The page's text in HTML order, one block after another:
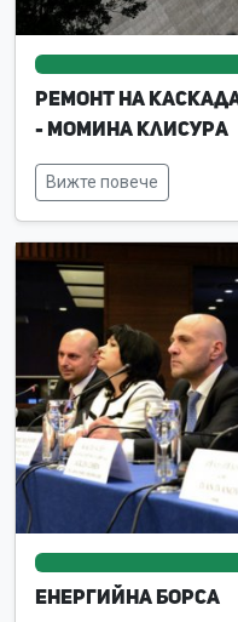
Ремонт на
- Момина клисура
Вижте повече
Енергийна борса